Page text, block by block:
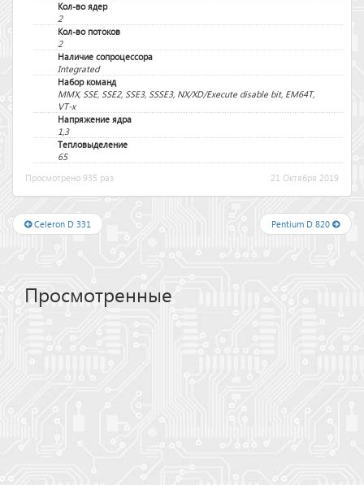
Кол-во ядер
2
Кол-во потоков
2
Наличие сопроцессора
Integrated
Набор команд
MMX, SSE, SSE2, SSE3, SSSE3, NX/XD/Execute disable bit, EM64T,
VT-x
Напряжение ядра
1,3
Тепловыделение
65
Просмотрено 935 раз
21 Октября 2019
Celeron D 331 Pentium D 820
Просмотренные